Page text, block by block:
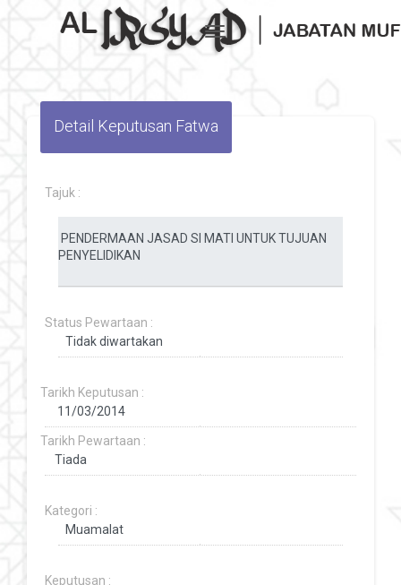
Toggle navigation
Detail Keputusan Fatwa
Tajuk :
Status Pewartaan :
Tarikh Keputusan :
Tarikh Pewartaan :
Kategori :
Keputusan :